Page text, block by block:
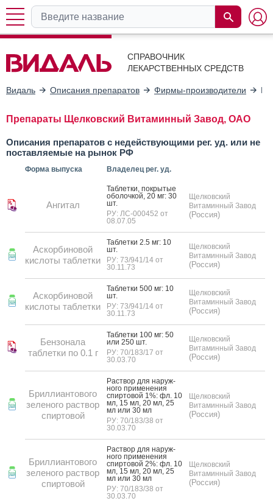
СПРАВОЧНИК
ЛЕКАРСТВЕННЫХ СРЕДСТВ
Видаль Описания препаратов Фирмы-производители
Препараты Щелковский Витаминный Завод, ОАО
Описания препаратов с недействующими рег. уд. или не
поставляемые на рынок РФ
Форма выпуска Владелец рег. уд.
Ангитал
Таб­летки, пок­ры­тые
обо­лоч­кой, 20 мг: 30
шт.
РУ: ЛС-000452 от
08.07.05
Щелковский
Витаминный Завод
(Россия)
Аскорбиновой
кислоты таблетки
Таб­летки 2.5 мг: 10
шт.
РУ: 73/941/14 от
30.11.73
Щелковский
Витаминный Завод
(Россия)
Аскорбиновой
кислоты таблетки
Таб­летки 500 мг: 10
шт.
РУ: 73/941/14 от
30.11.73
Щелковский
Витаминный Завод
(Россия)
Бензонала
таблетки по 0.1 г
Таб­летки 100 мг: 50
или 250 шт.
РУ: 70/183/17 от
30.03.70
Щелковский
Витаминный Завод
(Россия)
Бриллиантового
зеленого раствор
спиртовой
Рас­твор для на­руж­
но­го при­мене­ния
спир­то­вой 1%: фл. 10
мл, 15 мл, 20 мл, 25
мл или 30 мл
РУ: 70/183/38 от
30.03.70
Щелковский
Витаминный Завод
(Россия)
Бриллиантового
зеленого раствор
спиртовой
Рас­твор для на­руж­
но­го при­мене­ния
спир­то­вой 2%: фл. 10
мл, 15 мл, 20 мл, 25
мл или 30 мл
РУ: 70/183/38 от
30.03.70
Щелковский
Витаминный Завод
(Россия)